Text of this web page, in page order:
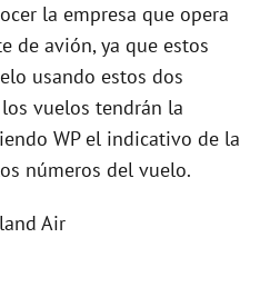
V
i
d
la empresa que opera
de avión, ya que estos
usando estos dos
los vuelos tendrán la
WP el indicativo de la
números del vuelo.
Air